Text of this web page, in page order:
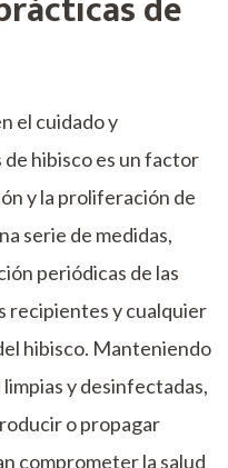
el cuidado y
hibisco es un factor
y la proliferación de
serie de medidas,
periódicas de las
recipientes y cualquier
hibisco. Manteniendo
y desinfectadas,
o propagar
comprometer la salud